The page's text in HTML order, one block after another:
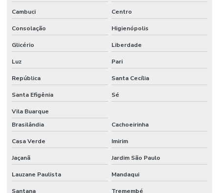
Cambuci Centro
Consolação Higienópolis
Glicério Liberdade
Luz Pari
República Santa Cecília
Santa Efigênia Sé
Vila Buarque
Brasilândia
Cachoeirinha
Casa Verde Imirim
Jaçanã Jardim São Paulo
Lauzane Paulista Mandaqui
Santana Tremembé